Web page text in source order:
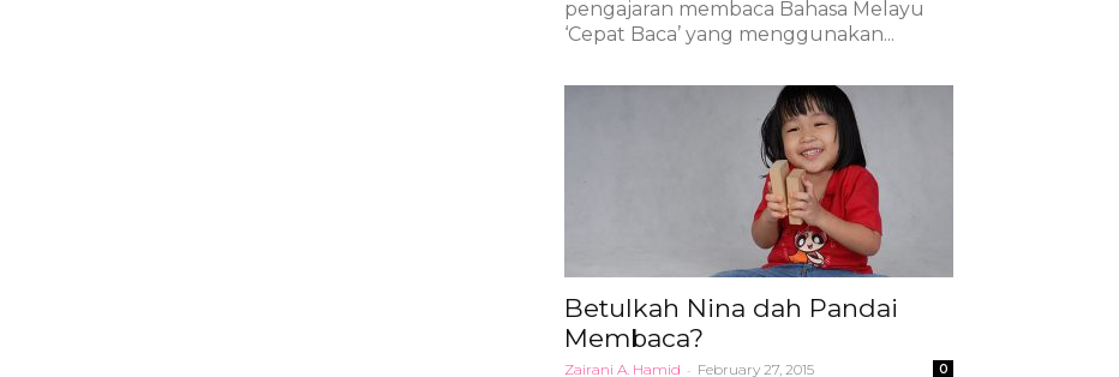
pengajaran membaca Bahasa Melayu
‘Cepat Baca’ yang menggunakan...
Betulkah Nina dah Pandai
Membaca?
Zairani A. Hamid - February 27, 2015 0